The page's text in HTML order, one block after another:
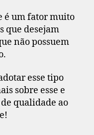
é um fator muito
que desejam
não possuem
esse tipo
sobre esse e
qualidade ao